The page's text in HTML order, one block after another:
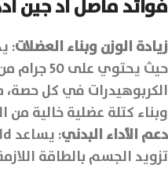
فوائدماصل اد جين
زيادة الوزن وبناء العضلات:
الكربوهيدرات في كل حصة،
وبناء كتلة عضلية خالية من
دعم الأداء البدني
تزويد الجسم بالطاقة